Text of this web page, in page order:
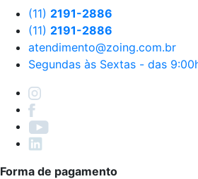
(11) 2191-2886
(11) 2191-2886
atendimento@zoing.com.br
Segundas às Sextas - das
Forma de pagamento